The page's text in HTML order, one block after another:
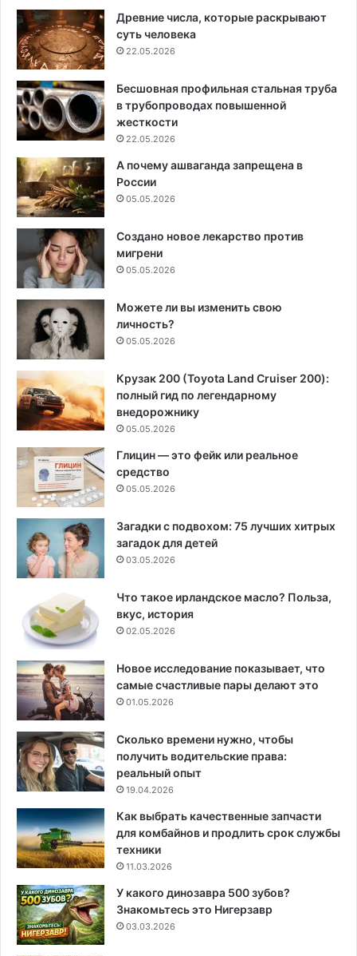
Древние числа, которые раскрывают
суть человека
22.05.2026
Бесшовная профильная стальная труба
в трубопроводах повышенной
жесткости
22.05.2026
А почему ашваганда запрещена в
России
05.05.2026
Создано новое лекарство против
мигрени
05.05.2026
Можете ли вы изменить свою
личность?
05.05.2026
Крузак 200 (Toyota Land Cruiser 200):
полный гид по легендарному
внедорожнику
05.05.2026
Глицин — это фейк или реальное
средство
05.05.2026
Загадки с подвохом: 75 лучших хитрых
загадок для детей
03.05.2026
Что такое ирландское масло? Польза,
вкус, история
02.05.2026
Новое исследование показывает, что
самые счастливые пары делают это
01.05.2026
Сколько времени нужно, чтобы
получить водительские права:
реальный опыт
19.04.2026
Как выбрать качественные запчасти
для комбайнов и продлить срок службы
техники
11.03.2026
У какого динозавра 500 зубов?
Знакомьтесь это Нигерзавр
03.03.2026